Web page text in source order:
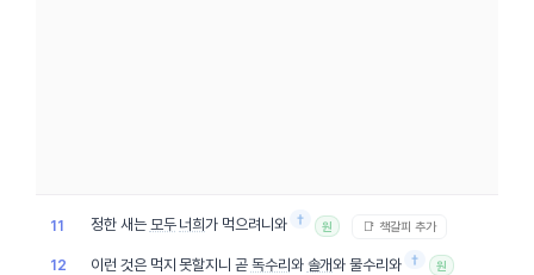
11 정한 새는 모두 너희가 먹으려니와 † 원 📑 책갈피 추가
12 이런 것은 먹지 못할지니 곧 독수리 와 솔개와 물수리와 † 원